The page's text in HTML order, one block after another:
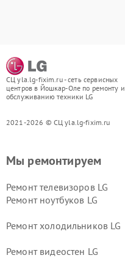
СЦ yla.lg-fixim.ru - сеть сервисных
центров в Йошкар-Оле по ремонту и
обслуживанию техники LG
2021-2026 © СЦ yla.lg-fixim.ru
Мы ремонтируем
Ремонт телевизоров LG
Ремонт ноутбуков LG
Ремонт холодильников LG
Ремонт видеостен LG